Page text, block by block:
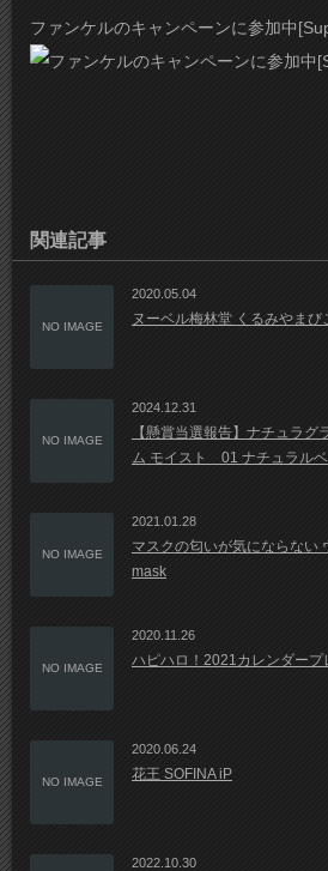
ファンケルのキャンペーンに参加中
関連記事
NO IMAGE
2020.05.04
ヌーベル梅林堂 くるみやまび
NO IMAGE
2024.12.31
【懸賞当選報告】ナチュラ
ム モイスト 01 ナチュラル
NO IMAGE
2021.01.28
マスクの匂いが気にならない
mask
NO IMAGE
2020.11.26
ハピハロ！2021カレンダープ
NO IMAGE
2020.06.24
花王 SOFINA iP
2022.10.30